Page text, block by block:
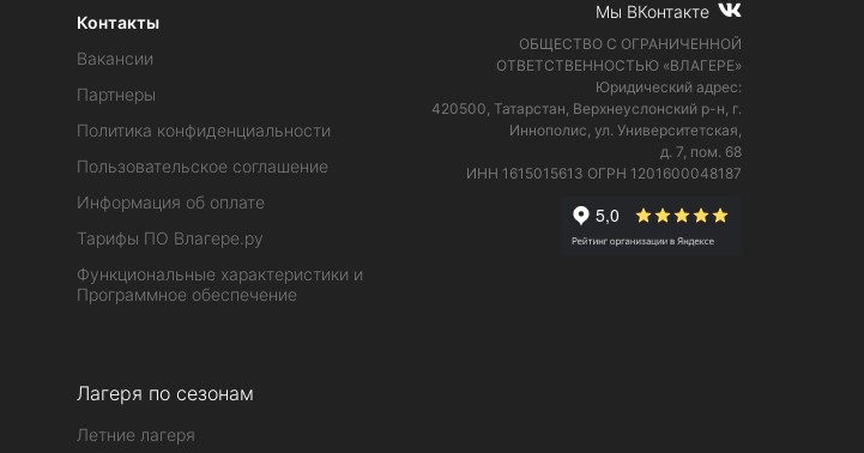
Контакты
Вакансии
Партнеры
Политика конфиденциальности
Пользовательское соглашение
Информация об оплате
Тарифы ПО Влагере.ру
Функциональные характеристики и
Программное обеспечение
Лагеря по сезонам
Летние лагеря
Мы ВКонтакте
ОБЩЕСТВО С ОГРАНИЧЕННОЙ
ОТВЕТСТВЕННОСТЬЮ «ВЛАГЕРЕ»
Юридический адрес:
420500, Татарстан, Верхнеуслонский р-н, г.
Иннополис, ул. Университетская,
д. 7, пом. 68
ИНН 1615015613 ОГРН 1201600048187